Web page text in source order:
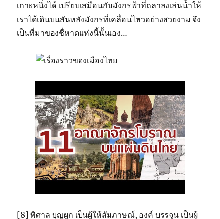
เกาะหนึ่งได้ เปรียบเสมือนกับมังกรฟ้าที่ถลาลงเล่นน้ำให้
เราได้เดินบนสันหลังมังกรที่เคลื่อนไหวอย่างสวยงาม จึง
เป็นที่มาของชื่หาดแห่งนี้นั้นเอง…
[8] พิศาล บุญผูก เป็นผู้ให้สัมภาษณ์, องค์ บรรจุน เป็นผู้